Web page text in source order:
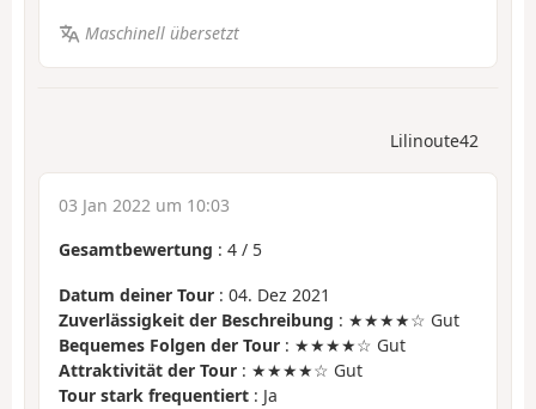
Maschinell übersetzt
Lilinoute42
03 Jan 2022 um 10:03
Gesamtbewertung : 4 / 5
Datum deiner Tour : 04. Dez 2021
Zuverlässigkeit der Beschreibung : ★★★★☆ Gut
Bequemes Folgen der Tour : ★★★★☆ Gut
Attraktivität der Tour : ★★★★☆ Gut
Tour stark frequentiert : Ja